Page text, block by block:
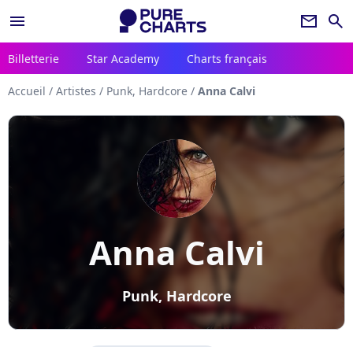
menu newsletter search
Billetterie Star Academy Charts français
Accueil / Artistes / Punk, Hardcore / Anna Calvi
Anna Calvi
Punk, Hardcore